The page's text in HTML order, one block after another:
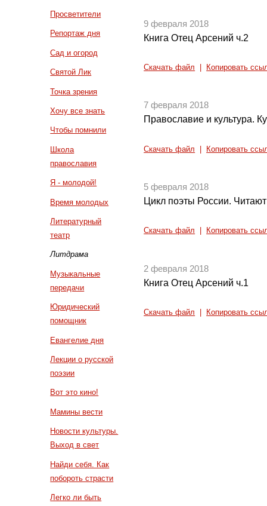
Просветители
Репортаж дня
Сад и огород
Святой Лик
Точка зрения
Хочу все знать
Чтобы помнили
Школа
православия
Я - молодой!
Время молодых
Литературный
театр
Литдрама
Музыкальные
передачи
Юридический
помощник
Евангелие дня
Лекции о русской
поэзии
Вот это кино!
Мамины вести
Новости культуры.
Выход в свет
Найди себя. Как
побороть страсти
Легко ли быть
9 февраля 2018
Книга Отец Арсений ч.2
Скачать файл Копировать
7 февраля 2018
Православие и культура.
Скачать файл Копировать
5 февраля 2018
Цикл поэты России.
Скачать файл Копировать
2 февраля 2018
Книга Отец Арсений ч.1
Скачать файл Копировать